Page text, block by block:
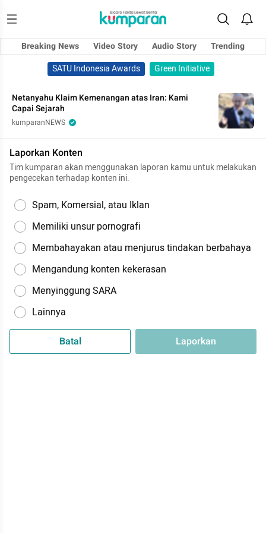
Breaking News Video Story Audio Story
Trending
SATU Indonesia Awards
Green Initiative
Netanyahu Klaim Kemenangan atas Iran: Kami
Capai Sejarah
kumparanNEWS
Laporkan Konten
Tim kumparan akan menggunakan laporan kamu untuk melakukan
pengecekan terhadap konten ini.
Spam, Komersial, atau Iklan
Memiliki unsur pornografi
Membahayakan atau menjurus tindakan berbahaya
Mengandung konten kekerasan
Menyinggung SARA
Lainnya
Batal Laporkan